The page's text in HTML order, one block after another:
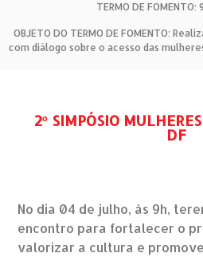
TERMO DE
OBJETO DO TERMO DE FOMENTO:
com diálogo sobre o acesso das
2º SIMPÓSIO
DF
No dia 04 de julho, às 9h,
encontro para fortalecer o
valorizar a cultura e